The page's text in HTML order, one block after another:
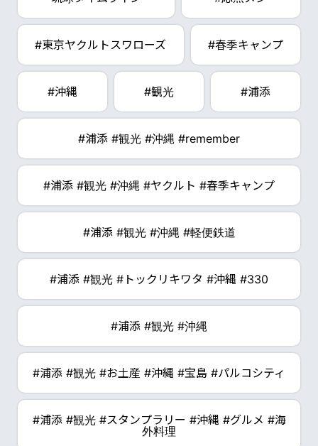
#東京ヤクルトスワローズ #春季キャンプ
#沖縄 #観光 #浦添
#浦添 #観光 #沖縄 #remember
#浦添 #観光 #沖縄 #ヤクルト #春季キャンプ
#浦添 #観光 #沖縄 #軽便鉄道
#浦添 #観光 #トックリキワタ #沖縄 #330
#浦添 #観光 #沖縄
#浦添 #観光 #お土産 #沖縄 #宝島 #パルコシティ
#浦添 #観光 #スタンプラリー #沖縄 #グルメ #海
外料理